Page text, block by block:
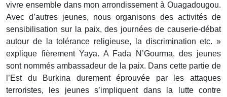
vivre ensemble dans mon arrondissement à Ouagadougou.
Avec d’autres jeunes, nous organisons des activités de
sensibilisation sur la paix, des journées de causerie-débat
autour de la tolérance religieuse, la discrimination etc. »
explique fièrement Yaya. A Fada N’Gourma, des jeunes
sont nommés ambassadeur de la paix. Dans cette partie de
l’Est du Burkina durement éprouvée par les attaques
terroristes, les jeunes s’impliquent dans la lutte contre